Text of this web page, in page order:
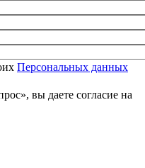
Персональных данных
вы даете согласие на